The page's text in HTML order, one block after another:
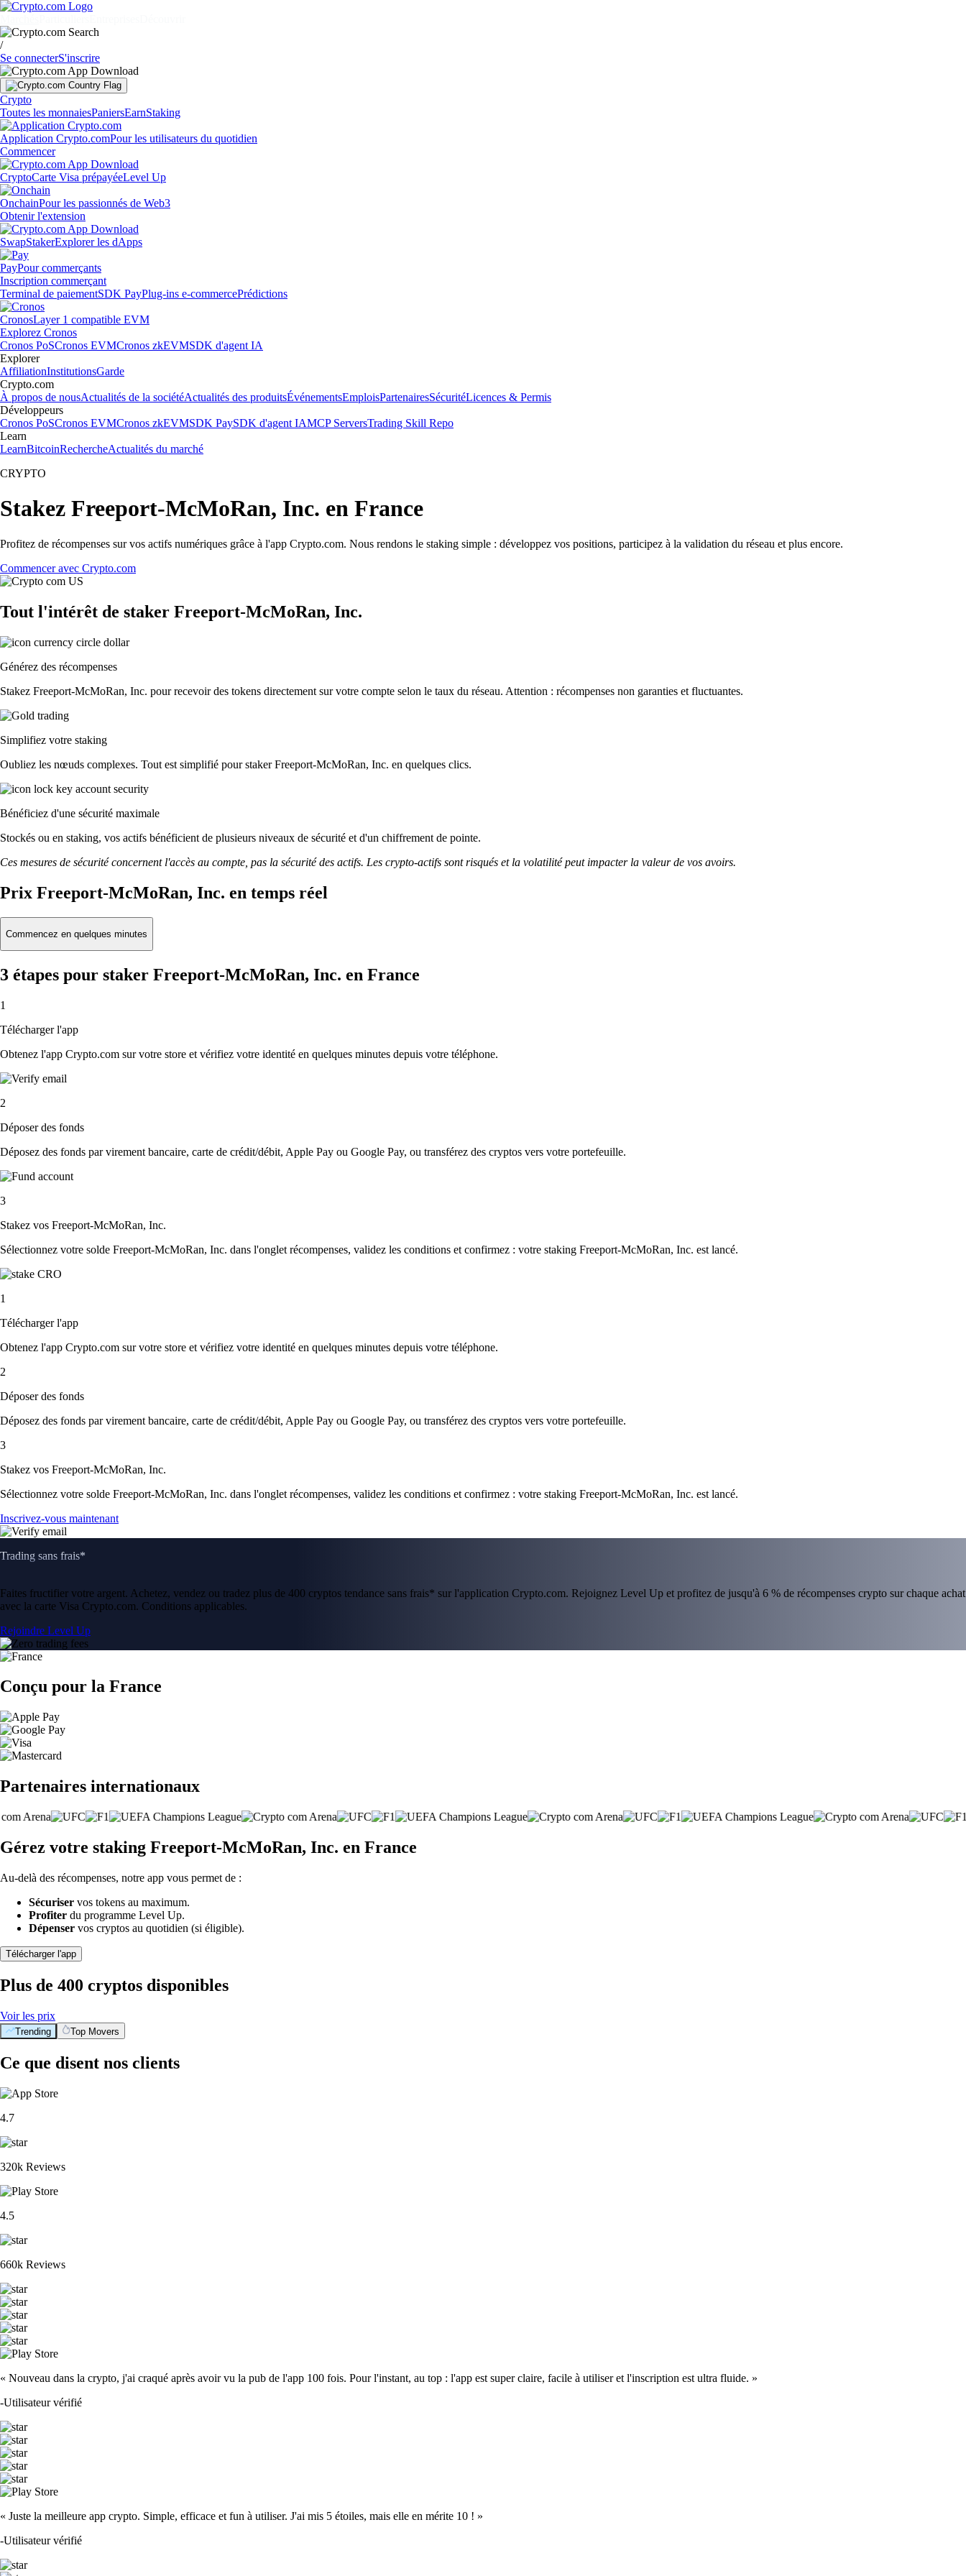
/
Se connecterS'inscrire
Crypto
Toutes les monnaiesPaniersEarnStaking
Application Crypto.comPour les utilisateurs du quotidien
Commencer
CryptoCarte Visa prépayéeLevel Up
OnchainPour les passionnés de Web3
Obtenir l'extension
SwapStakerExplorer les dApps
PayPour commerçants
Inscription commerçant
Terminal de paiementSDK PayPlug-ins e-commercePrédictions
CronosLayer 1 compatible EVM
Explorez Cronos
Cronos PoSCronos EVMCronos zkEVMSDK d'agent IA
Explorer
AffiliationInstitutionsGarde
Crypto.com
À propos de nousActualités de la sociétéActualités des produitsÉvénementsEmploisPartenairesSécuritéLicences & Permis
Développeurs
Cronos PoSCronos EVMCronos zkEVMSDK PaySDK d'agent IAMCP ServersTrading Skill Repo
Learn
LearnBitcoinRechercheActualités du marché
CRYPTO
Stakez Freeport-McMoRan, Inc. en France
Profitez de récompenses sur vos actifs numériques grâce à l'app Crypto.com. Nous rendons le staking simple : développez vos positions, participez à la validation du réseau et plus encore.
Commencer avec Crypto.com
Tout l'intérêt de staker Freeport-McMoRan, Inc.
Générez des récompenses
Stakez Freeport-McMoRan, Inc. pour recevoir des tokens directement sur votre compte selon le taux du réseau. Attention : récompenses non garanties et fluctuantes.
Simplifiez votre staking
Oubliez les nœuds complexes. Tout est simplifié pour staker Freeport-McMoRan, Inc. en quelques clics.
Bénéficiez d'une sécurité maximale
Stockés ou en staking, vos actifs bénéficient de plusieurs niveaux de sécurité et d'un chiffrement de pointe.
Ces mesures de sécurité concernent l'accès au compte, pas la sécurité des actifs. Les crypto-actifs sont risqués et la volatilité peut impacter la valeur de vos avoirs.
Prix Freeport-McMoRan, Inc. en temps réel
Commencez en quelques minutes
3 étapes pour staker Freeport-McMoRan, Inc. en France
1
Télécharger l'app
Obtenez l'app Crypto.com sur votre store et vérifiez votre identité en quelques minutes depuis votre téléphone.
2
Déposer des fonds
Déposez des fonds par virement bancaire, carte de crédit/débit, Apple Pay ou Google Pay, ou transférez des cryptos vers votre portefeuille.
3
Stakez vos Freeport-McMoRan, Inc.
Sélectionnez votre solde Freeport-McMoRan, Inc. dans l'onglet récompenses, validez les conditions et confirmez : votre staking Freeport-McMoRan, Inc. est lancé.
1
Télécharger l'app
Obtenez l'app Crypto.com sur votre store et vérifiez votre identité en quelques minutes depuis votre téléphone.
2
Déposer des fonds
Déposez des fonds par virement bancaire, carte de crédit/débit, Apple Pay ou Google Pay, ou transférez des cryptos vers votre portefeuille.
3
Stakez vos Freeport-McMoRan, Inc.
Sélectionnez votre solde Freeport-McMoRan, Inc. dans l'onglet récompenses, validez les conditions et confirmez : votre staking Freeport-McMoRan, Inc. est lancé.
Inscrivez-vous maintenant
Trading sans frais*
Faites fructifier votre argent. Achetez, vendez ou tradez plus de 400 cryptos tendance sans frais* sur l'application Crypto.com. Rejoignez Level Up et profitez de jusqu'à 6 % de récompenses crypto sur chaque achat
avec la carte Visa Crypto.com. Conditions applicables.
Rejoindre Level Up
Conçu pour la France
Partenaires internationaux
Gérez votre staking Freeport-McMoRan, Inc. en France
Au-delà des récompenses, notre app vous permet de :
Sécuriser vos tokens au maximum.
Profiter du programme Level Up.
Dépenser vos cryptos au quotidien (si éligible).
Télécharger l'app
Plus de 400 cryptos disponibles
Voir les prix
Trending Top Movers
Ce que disent nos clients
4.7
320k Reviews
4.5
660k Reviews
« Nouveau dans la crypto, j'ai craqué après avoir vu la pub de l'app 100 fois. Pour l'instant, au top : l'app est super claire, facile à utiliser et l'inscription est ultra fluide. »
-Utilisateur vérifié
« Juste la meilleure app crypto. Simple, efficace et fun à utiliser. J'ai mis 5 étoiles, mais elle en mérite 10 ! »
-Utilisateur vérifié